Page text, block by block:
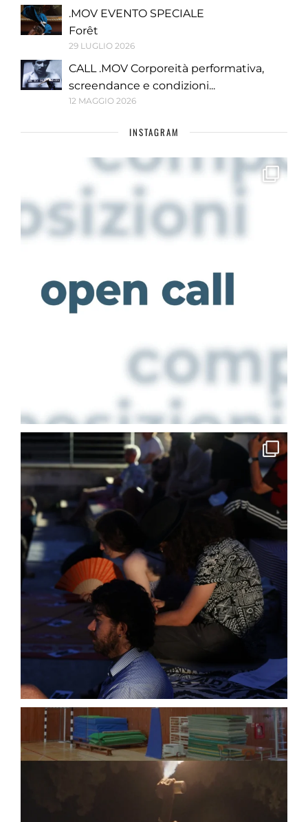
.MOV EVENTO SPECIALE
Forêt
29 LUGLIO 2026
CALL .MOV Corporeità performativa,
screendance e condizioni...
12 MAGGIO 2026
INSTAGRAM